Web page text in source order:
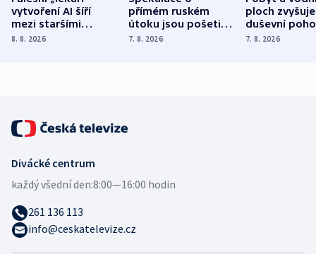
vytvoření AI šíří
mezi staršími
Poláky nebezpečné
8. 8. 2026
přímém ruském
útoku jsou pošetilé,
míní estonský
7. 8. 2026
ploch zvyšuje
duševní
ukázala
7. 8. 2026
Divácké centrum
každý všední den:8:00—16:00 hodin
261 136 113
info@ceskatelevize.cz